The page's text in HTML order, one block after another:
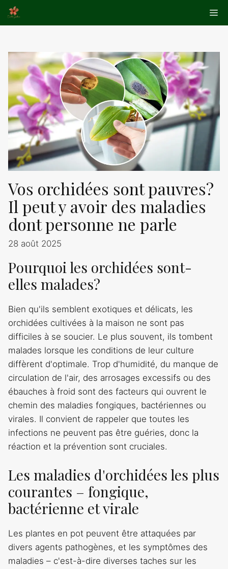
Aller
au
Vos orchidées sont pauvres?
Il peut y avoir des maladies
dont personne ne parle
28 août 2025
Pourquoi les orchidées sont-
elles malades?
Bien qu'ils semblent exotiques et délicats, les
orchidées cultivées à la maison ne sont pas
difficiles à se soucier. Le plus souvent, ils tombent
malades lorsque les conditions de leur culture
diffèrent d'optimale. Trop d'humidité, du manque de
circulation de l'air, des arrosages excessifs ou des
ébauches à froid sont des facteurs qui ouvrent le
chemin des maladies fongiques, bactériennes ou
virales. Il convient de rappeler que toutes les
infections ne peuvent pas être guéries, donc la
réaction et la prévention sont cruciales.
Les maladies d'orchidées les plus
courantes – fongique,
bactérienne et virale
Les plantes en pot peuvent être attaquées par
divers agents pathogènes, et les symptômes des
maladies – c'est-à-dire diverses taches sur les